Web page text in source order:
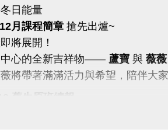
日能量
月課程簡章搶先出爐~
將展開！
中心的全新吉祥物—— 蘆寶與 薇薇
將帶著滿滿活力與希望，陪伴大